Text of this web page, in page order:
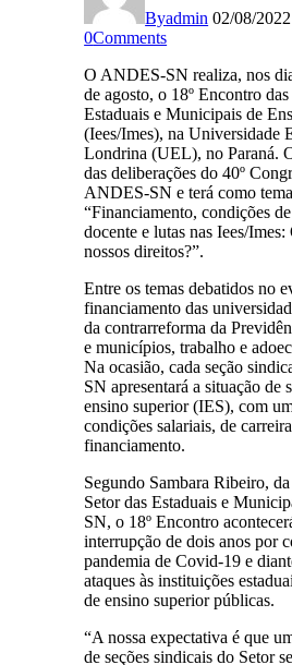
Byadmin 02/08/2022
0Comments
O ANDES-SN realiza, nos
de agosto, o 18º Encontro
Estaduais e Municipais de
(Iees/Imes), na Universidade
Londrina (UEL), no Paraná.
das deliberações do 40º
ANDES-SN e terá como tema
“Financiamento, condições
docente e lutas nas Iees/
nossos direitos?”.
Entre os temas debatidos no
financiamento das
da contrarreforma da
e municípios, trabalho e
Na ocasião, cada seção
SN apresentará a situação de
ensino superior (IES), com
condições salariais, de
financiamento.
Segundo Sambara Ribeiro,
Setor das Estaduais e
SN, o 18º Encontro
interrupção de dois anos por
pandemia de Covid-19 e
ataques às instituições
de ensino superior públicas.
“A nossa expectativa é que
de seções sindicais do Setor